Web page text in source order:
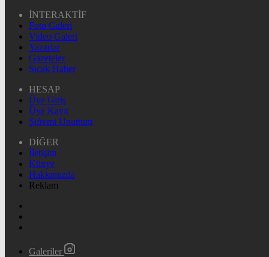
İNTERAKTİF
Foto Galeri
Video Galeri
Yazarlar
Gazeteler
Sıcak Haber
HESAP
Üye Giriş
Üye Kayıt
Şifremi Unuttum
DİĞER
İletişim
Künye
Hakkımızda
Reklam
Galeriler